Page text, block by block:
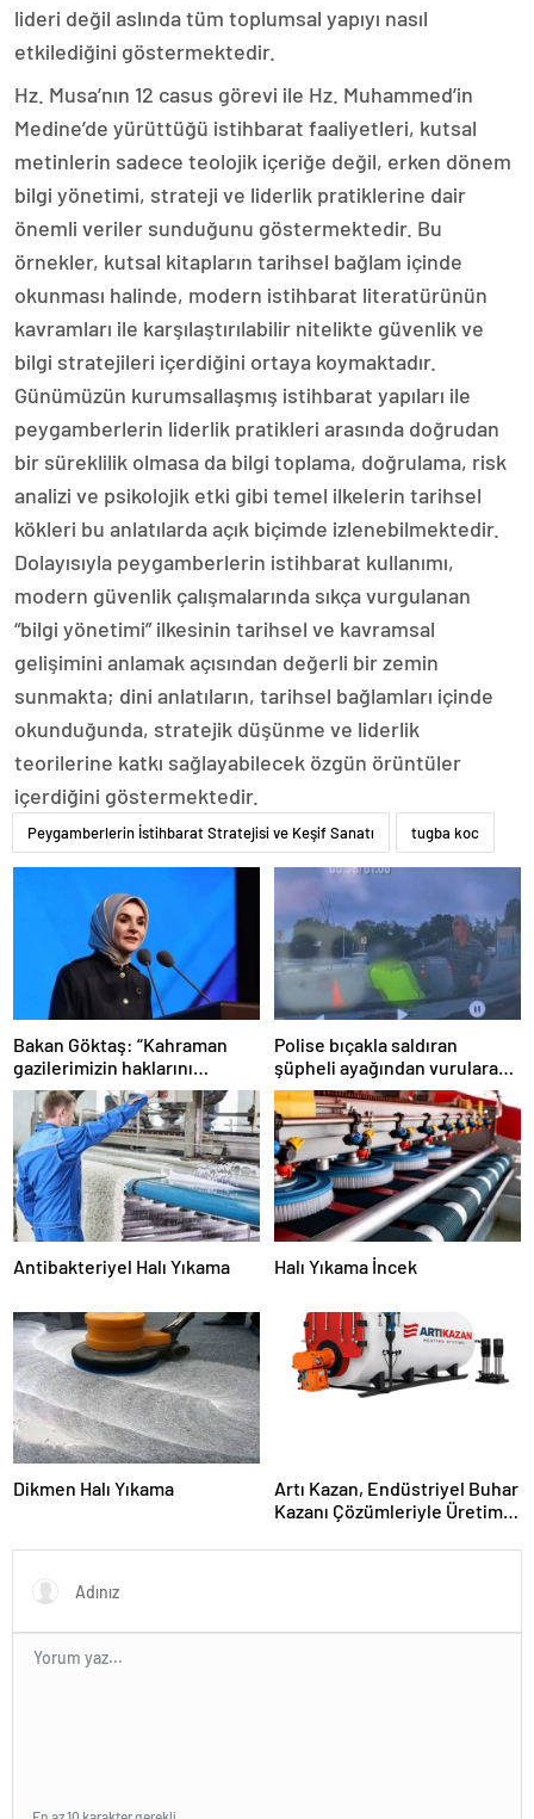
lideri değil aslında tüm toplumsal yapıyı nasıl
etkilediğini göstermektedir.
Hz. Musa’nın 12 casus görevi ile Hz. Muhammed’in
Medine’de yürüttüğü istihbarat faaliyetleri, kutsal
metinlerin sadece teolojik içeriğe değil, erken dönem
bilgi yönetimi, strateji ve liderlik pratiklerine dair
önemli veriler sunduğunu göstermektedir. Bu
örnekler, kutsal kitapların tarihsel bağlam içinde
okunması halinde, modern istihbarat literatürünün
kavramları ile karşılaştırılabilir nitelikte güvenlik ve
bilgi stratejileri içerdiğini ortaya koymaktadır.
Günümüzün kurumsallaşmış istihbarat yapıları ile
peygamberlerin liderlik pratikleri arasında doğrudan
bir süreklilik olmasa da bilgi toplama, doğrulama, risk
analizi ve psikolojik etki gibi temel ilkelerin tarihsel
kökleri bu anlatılarda açık biçimde izlenebilmektedir.
Dolayısıyla peygamberlerin istihbarat kullanımı,
modern güvenlik çalışmalarında sıkça vurgulanan
“bilgi yönetimi” ilkesinin tarihsel ve kavramsal
gelişimini anlamak açısından değerli bir zemin
sunmakta; dini anlatıların, tarihsel bağlamları içinde
okunduğunda, stratejik düşünme ve liderlik
teorilerine katkı sağlayabilecek özgün örüntüler
içerdiğini göstermektedir.
Peygamberlerin İstihbarat Stratejisi ve Keşif Sanatı tugba koc
Bakan Göktaş: “Kahraman
gazilerimizin haklarını
güçlendiren yeni bir dönemin
kapılarını aralıyoruz”
Polise bıçakla saldıran
şüpheli ayağından vurularak
yakalandı
Antibakteriyel Halı Yıkama Halı Yıkama İncek
Dikmen Halı Yıkama
Artı Kazan, Endüstriyel Buhar
Kazanı Çözümleriyle Üretim
Sunuyor